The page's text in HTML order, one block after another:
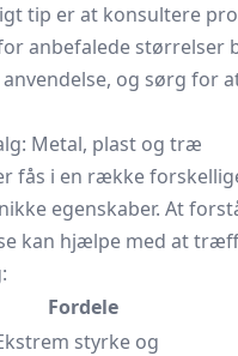
tip er at konsultere
anbefalede størrelser
og sørg for
Metal, plast og træ
fås i en række
egenskaber. At
kan hjælpe med at
Fordele
styrke og